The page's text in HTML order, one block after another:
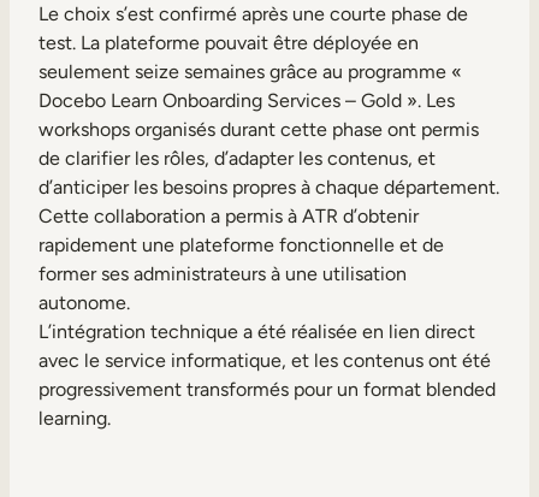
Le choix s’est confirmé après une courte phase de
test. La plateforme pouvait être déployée en
seulement seize semaines grâce au programme «
Docebo Learn Onboarding Services – Gold ». Les
workshops organisés durant cette phase ont permis
de clarifier les rôles, d’adapter les contenus, et
d’anticiper les besoins propres à chaque département.
Cette collaboration a permis à ATR d’obtenir
rapidement une plateforme fonctionnelle et de
former ses administrateurs à une utilisation
autonome.
L’intégration technique a été réalisée en lien direct
avec le service informatique, et les contenus ont été
progressivement transformés pour un format blended
learning.